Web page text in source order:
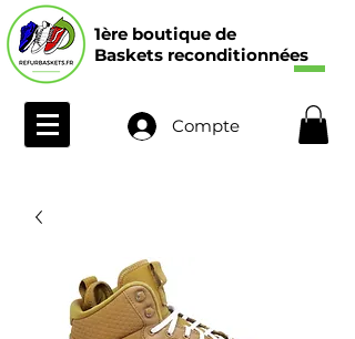
1ère boutique de
Baskets reconditionnées
Compte